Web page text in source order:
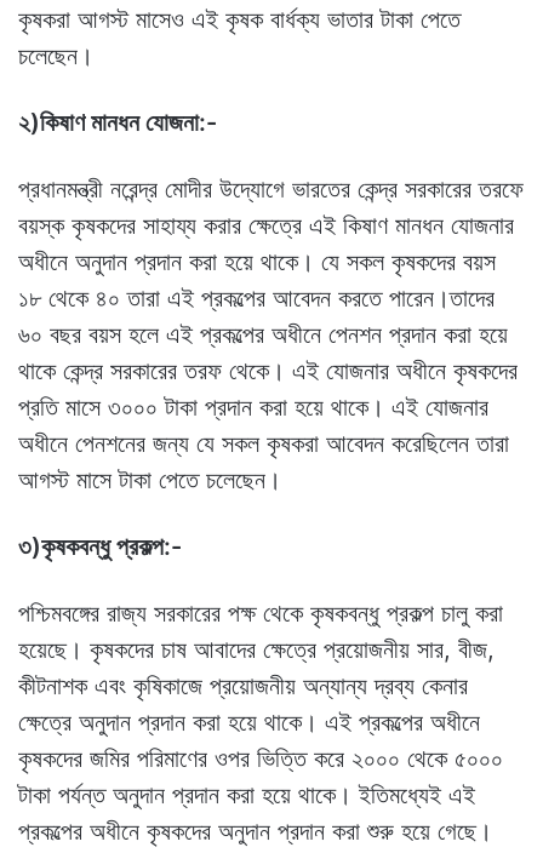
কৃষকরা আগস্ট মাসেও এই কৃষক বার্ধক্য ভাতার টাকা পেতে
চলেছেন।
২)কিষাণ মানধন যোজনা:-
প্রধানমন্ত্রী নরেন্দ্র মোদীর উদ্যোগে ভারতের কেন্দ্র সরকারের তরফে
বয়স্ক কৃষকদের সাহায্য করার ক্ষেত্রে এই কিষাণ মানধন যোজনার
অধীনে অনুদান প্রদান করা হয়ে থাকে। যে সকল কৃষকদের বয়স
১৮ থেকে ৪০ তারা এই প্রকল্পের আবেদন করতে পারেন।তাদের
৬০ বছর বয়স হলে এই প্রকল্পের অধীনে পেনশন প্রদান করা হয়ে
থাকে কেন্দ্র সরকারের তরফ থেকে। এই যোজনার অধীনে কৃষকদের
প্রতি মাসে ৩০০০ টাকা প্রদান করা হয়ে থাকে। এই যোজনার
অধীনে পেনশনের জন্য যে সকল কৃষকরা আবেদন করেছিলেন তারা
আগস্ট মাসে টাকা পেতে চলেছেন।
৩)কৃষকবন্ধু প্রকল্প:-
পশ্চিমবঙ্গের রাজ্য সরকারের পক্ষ থেকে কৃষকবন্ধু প্রকল্প চালু করা
হয়েছে। কৃষকদের চাষ আবাদের ক্ষেত্রে প্রয়োজনীয় সার, বীজ,
কীটনাশক এবং কৃষিকাজে প্রয়োজনীয় অন্যান্য দ্রব্য কেনার
ক্ষেত্রে অনুদান প্রদান করা হয়ে থাকে। এই প্রকল্পের অধীনে
কৃষকদের জমির পরিমাণের ওপর ভিত্তি করে ২০০০ থেকে ৫০০০
টাকা পর্যন্ত অনুদান প্রদান করা হয়ে থাকে। ইতিমধ্যেই এই
প্রকল্পের অধীনে কৃষকদের অনুদান প্রদান করা শুরু হয়ে গেছে।